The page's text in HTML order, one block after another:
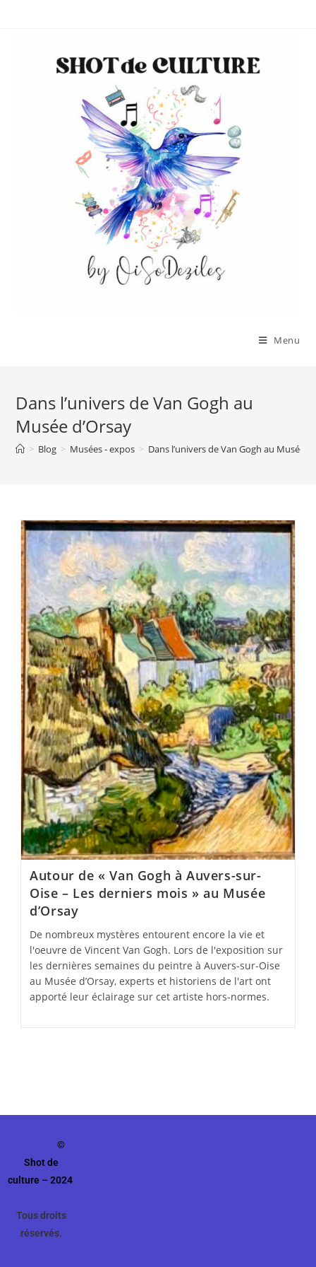
Menu
Dans l’univers de Van Gogh au
Musée d’Orsay
> Blog > Musées - expos > Dans l’univers de Van Gogh au Musée
Autour de « Van Gogh à Auvers-sur-
Oise – Les derniers mois » au Musée
d’Orsay
De nombreux mystères entourent encore la vie et
l'oeuvre de Vincent Van Gogh. Lors de l'exposition sur
les dernières semaines du peintre à Auvers-sur-Oise
au Musée d’Orsay, experts et historiens de l'art ont
apporté leur éclairage sur cet artiste hors-normes.
©
Shot de
culture – 2024
Tous droits
réservés.